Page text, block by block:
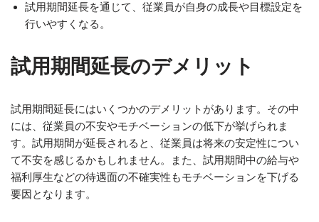
試用期間延長を通じて、従業員が自身の成長や目標設定を
行いやすくなる。
試用期間延長のデメリット
試用期間延長にはいくつかのデメリットがあります。その中
には、従業員の不安やモチベーションの低下が挙げられま
す。試用期間が延長されると、従業員は将来の安定性につい
て不安を感じるかもしれません。また、試用期間中の給与や
福利厚生などの待遇面の不確実性もモチベーションを下げる
要因となります。